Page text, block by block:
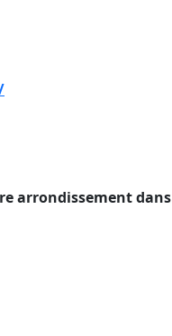
arrondissement